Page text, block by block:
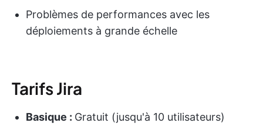
Problèmes de performances avec les
déploiements à grande échelle
Tarifs Jira
Basique : Gratuit (jusqu'à 10 utilisateurs)